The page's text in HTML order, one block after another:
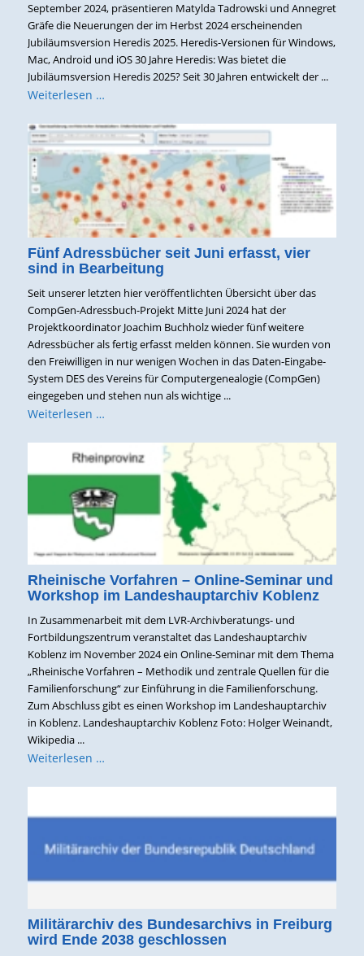
September 2024, präsentieren Matylda Tadrowski und Annegret
Gräfe die Neuerungen der im Herbst 2024 erscheinenden
Jubiläumsversion Heredis 2025. Heredis-Versionen für Windows,
Mac, Android und iOS 30 Jahre Heredis: Was bietet die
Jubiläumsversion Heredis 2025? Seit 30 Jahren entwickelt der ...
Weiterlesen …
Fünf Adressbücher seit Juni erfasst, vier
sind in Bearbeitung
Seit unserer letzten hier veröffentlichten Übersicht über das
CompGen-Adressbuch-Projekt Mitte Juni 2024 hat der
Projektkoordinator Joachim Buchholz wieder fünf weitere
Adressbücher als fertig erfasst melden können. Sie wurden von
den Freiwilligen in nur wenigen Wochen in das Daten-Eingabe-
System DES des Vereins für Computergenealogie (CompGen)
eingegeben und stehen nun als wichtige ...
Weiterlesen …
Rheinische Vorfahren – Online-Seminar und
Workshop im Landeshauptarchiv Koblenz
In Zusammenarbeit mit dem LVR-Archivberatungs- und
Fortbildungszentrum veranstaltet das Landeshauptarchiv
Koblenz im November 2024 ein Online-Seminar mit dem Thema
„Rheinische Vorfahren – Methodik und zentrale Quellen für die
Familienforschung“ zur Einführung in die Familienforschung.
Zum Abschluss gibt es einen Workshop im Landeshauptarchiv
in Koblenz. Landeshauptarchiv Koblenz Foto: Holger Weinandt,
Wikipedia ...
Weiterlesen …
Militärarchiv des Bundesarchivs in Freiburg
wird Ende 2038 geschlossen